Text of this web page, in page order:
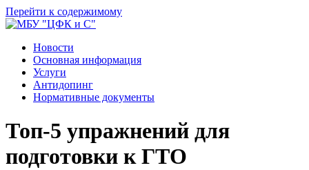
Перейти к содержимому
Новости
Основная информация
Услуги
Антидопинг
Нормативные документы
Топ‑5 упражнений для
подготовки к ГТО